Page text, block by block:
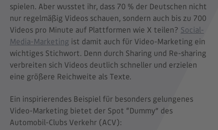
spielen. Aber wusstet ihr, dass 70 % der Deutschen nicht
nur regelmäßig Videos schauen, sondern auch bis zu 700
Videos pro Minute auf Plattformen wie X teilen? Social-
Media-Marketing ist damit auch für Video-Marketing ein
wichtiges Stichwort. Denn durch Sharing und Re-sharing
verbreiten sich Videos deutlich schneller und erzielen
eine größere Reichweite als Texte.
Ein inspirierendes Beispiel für besonders gelungenes
Video-Marketing bietet der Spot “Dummy” des
Automobil-Clubs Verkehr (ACV):